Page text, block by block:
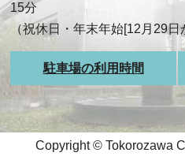
15分
（祝休日・年末年始[12月29
駐車場の利用時間
Copyright © Tokorozawa